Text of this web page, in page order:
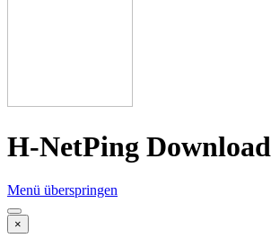
H-NetPing Download
Menü überspringen
×